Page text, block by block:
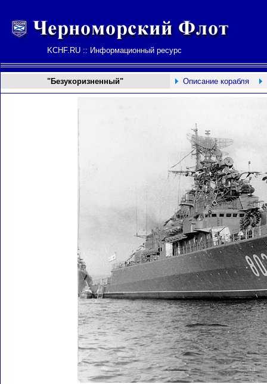
KCHF.RU :: Информационный ресурс
"Безукоризненный" Описание корабля